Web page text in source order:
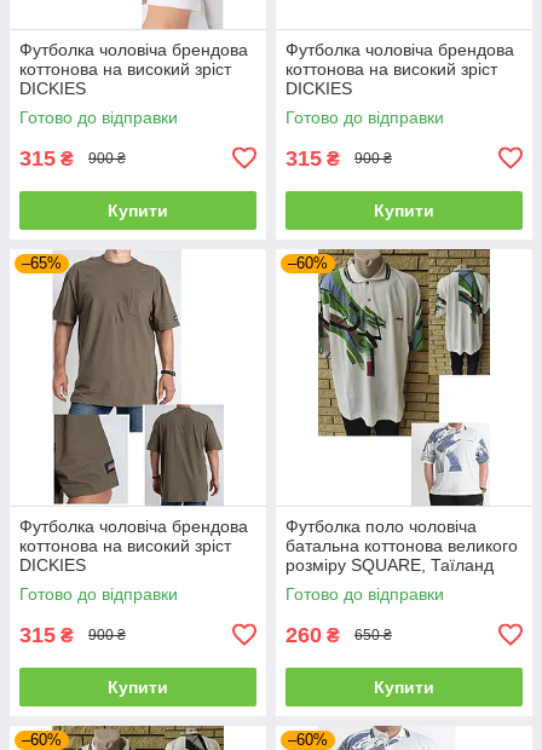
Футболка чоловіча брендова
коттонова на високий зріст
DICKIES
Готово до відправки
315 ₴ 900 ₴
Купити
Футболка чоловіча брендова
коттонова на високий зріст
DICKIES
Готово до відправки
315 ₴ 900 ₴
Купити
–65%
Футболка чоловіча брендова
коттонова на високий зріст
DICKIES
Готово до відправки
315 ₴ 900 ₴
Купити
–60%
Футболка поло чоловіча
батальна коттонова великого
розміру SQUARE, Таїланд
Готово до відправки
260 ₴ 650 ₴
Купити
–60% –60%